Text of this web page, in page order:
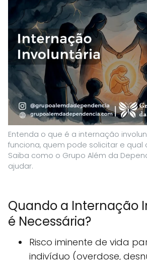
Entenda o que é a internação
funciona, quem pode solicitar e qual
Saiba como o Grupo Além da
ajudar.
Quando a Internação
é Necessária?
Risco iminente de vida
indivíduo (overdose,